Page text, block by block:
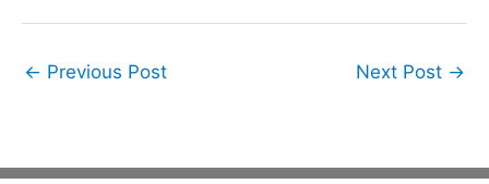
← Previous Post Next Post →